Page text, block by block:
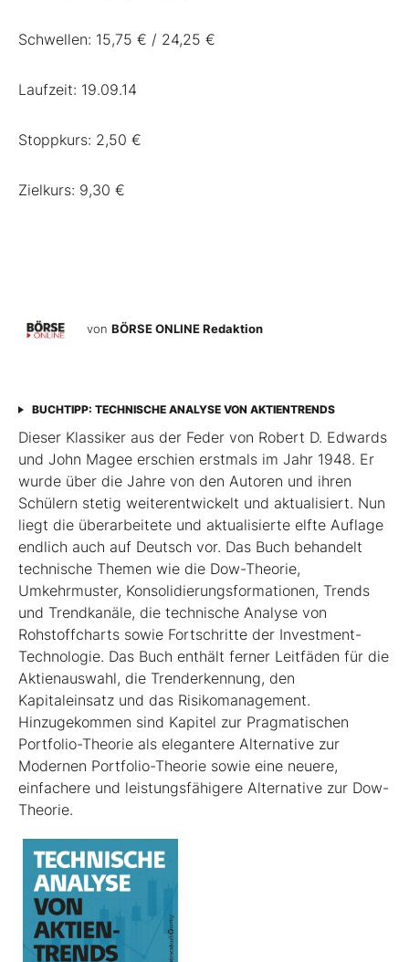
Schwellen: 15,75 € / 24,25 €
Laufzeit: 19.09.14
Stoppkurs: 2,50 €
Zielkurs: 9,30 €
von BÖRSE ONLINE Redaktion
BUCHTIPP: TECHNISCHE ANALYSE VON AKTIENTRENDS
Dieser Klassiker aus der Feder von Robert D. Edwards
und John Magee erschien erstmals im Jahr 1948. Er
wurde über die Jahre von den Autoren und ihren
Schülern stetig weiterentwickelt und aktualisiert. Nun
liegt die überarbeitete und aktualisierte elfte Auflage
endlich auch auf Deutsch vor. Das Buch behandelt
technische Themen wie die Dow-Theorie,
Umkehrmuster, Konsolidierungsformationen, Trends
und Trend­kanäle, die technische Analyse von
Rohstoffcharts sowie Fortschritte der Investment-
Technologie. Das Buch enthält ferner Leitfäden für die
Aktienauswahl, die Trenderkennung, den
Kapitaleinsatz und das Risikomanagement.
Hinzugekommen sind Kapitel zur Pragmatischen
Portfolio-Theorie als elegantere Alternative zur
Modernen Portfolio-Theorie sowie eine neuere,
einfachere und leistungsfähigere Alternative zur Dow-
Theorie.